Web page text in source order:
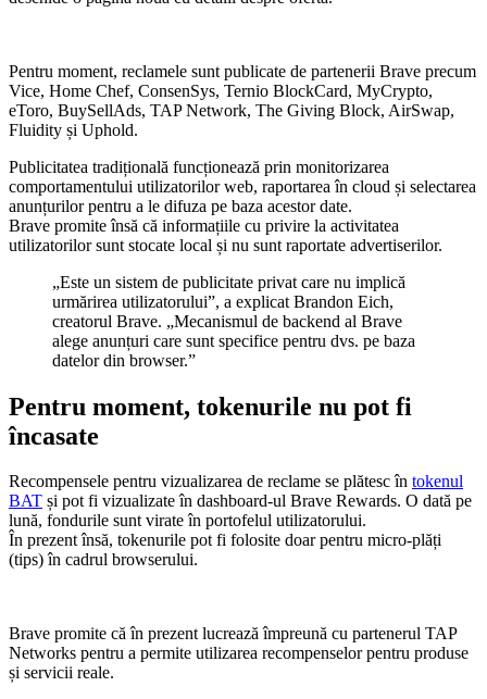
Pentru moment, reclamele sunt publicate de partenerii Brave precum
Vice, Home Chef, ConsenSys, Ternio BlockCard, MyCrypto,
eToro, BuySellAds, TAP Network, The Giving Block, AirSwap,
Fluidity și Uphold.
Publicitatea tradițională funcționează prin monitorizarea
comportamentului utilizatorilor web, raportarea în cloud și selectarea
anunțurilor pentru a le difuza pe baza acestor date.
Brave promite însă că informațiile cu privire la activitatea
utilizatorilor sunt stocate local și nu sunt raportate advertiserilor.
„Este un sistem de publicitate privat care nu implică
urmărirea utilizatorului”, a explicat Brandon Eich,
creatorul Brave. „Mecanismul de backend al Brave
alege anunțuri care sunt specifice pentru dvs. pe baza
datelor din browser.”
Pentru moment, tokenurile nu pot fi
încasate
Recompensele pentru vizualizarea de reclame se plătesc în tokenul
BAT și pot fi vizualizate în dashboard-ul Brave Rewards. O dată pe
lună, fondurile sunt virate în portofelul utilizatorului.
În prezent însă, tokenurile pot fi folosite doar pentru micro-plăți
(tips) în cadrul browserului.
Brave promite că în prezent lucrează împreună cu partenerul TAP
Networks pentru a permite utilizarea recompenselor pentru produse
și servicii reale.